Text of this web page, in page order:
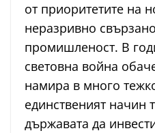
от приоритетите на
неразривно
промишленост. В
световна война
намира в много
единственият начин
държавата да